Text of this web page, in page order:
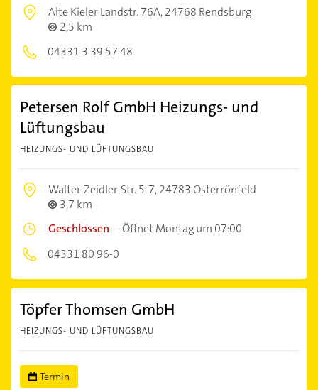
Alte Kieler Landstr. 76A,24768 Rendsburg
2,5 km
04331 3 39 57 48
Petersen Rolf GmbH Heizungs- und
Lüftungsbau
HEIZUNGS- UND LÜFTUNGSBAU
Walter-Zeidler-Str. 5-7,24783 Osterrönfeld
3,7 km
Geschlossen –Öffnet Montag um 07:00
04331 80 96-0
Töpfer Thomsen GmbH
HEIZUNGS- UND LÜFTUNGSBAU
Termin